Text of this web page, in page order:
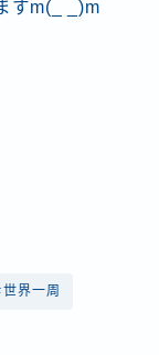
すm(_ _)m
界一周